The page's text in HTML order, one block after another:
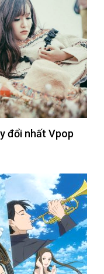
đổi nhất Vpop